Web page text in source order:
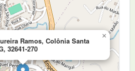
Ramos, Colônia Santa
32641-270
×